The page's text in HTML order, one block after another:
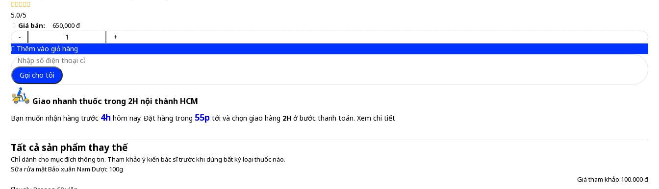
5.0/5
Giá bán: 650,000 đ
-
+
Thêm vào giỏ hàng
Gọi cho tôi
Giao nhanh thuốc trong 2H nội thành HCM
Bạn muốn nhận hàng trước 4h hôm nay. Đặt hàng trong 55p tới và chọn giao hàng 2H ở bước thanh toán. Xem chi tiết
Tất cả sản phẩm thay thế
Chỉ dành cho mục đích thông tin. Tham khảo ý kiến bác sĩ trước khi dùng bất kỳ loại thuốc nào.
Sữa rửa mặt Bảo xuân Nam Dược 100g
Giá tham khảo:100.000 đ